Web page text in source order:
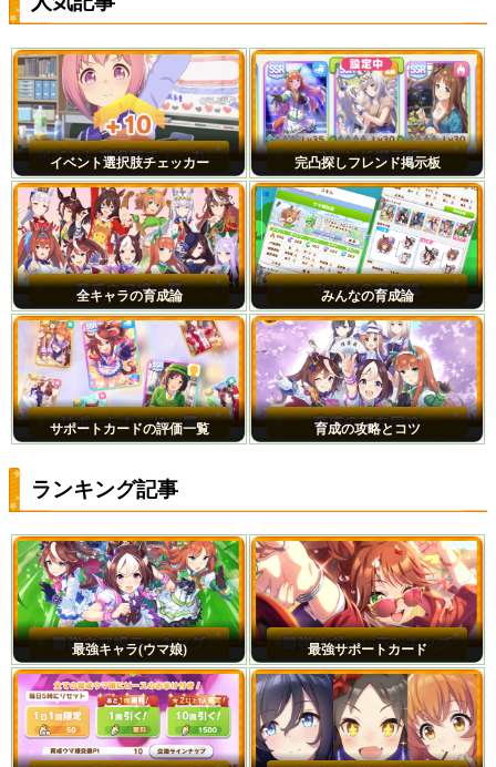
イベント選択肢チェッカー 完凸探しフレンド掲示板
全キャラの育成論 みんなの育成論
サポートカードの評価一覧 育成の攻略とコツ
ランキング記事
最強キャラ(ウマ娘) 最強サポートカード